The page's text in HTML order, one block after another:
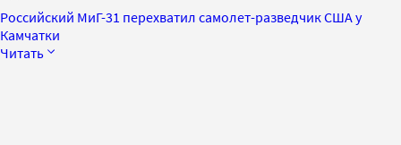
Российский МиГ-31 перехватил самолет-разведчик США у
Камчатки
Читать